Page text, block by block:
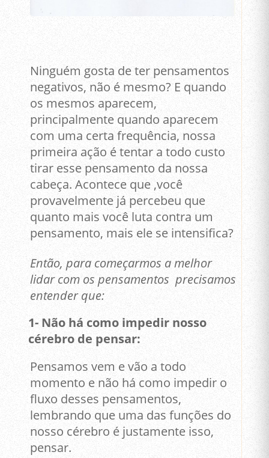
Ninguém gosta de ter pensamentos
negativos, não é mesmo? E quando
os mesmos aparecem,
principalmente quando aparecem
com uma certa frequência, nossa
primeira ação é tentar a todo custo
tirar esse pensamento da nossa
cabeça. Acontece que ,você
provavelmente já percebeu que
quanto mais você luta contra um
pensamento, mais ele se intensifica?
Então, para começarmos a melhor
lidar com os pensamentos precisamos
entender que:
1- Não há como impedir nosso
cérebro de pensar:
Pensamos vem e vão a todo
momento e não há como impedir o
fluxo desses pensamentos,
lembrando que uma das funções do
nosso cérebro é justamente isso,
pensar.